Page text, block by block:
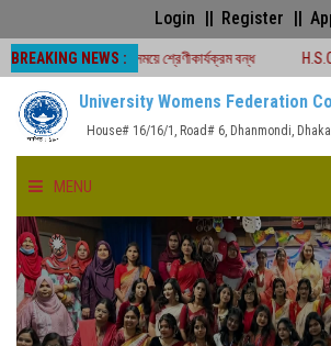
Login Register
BREAKING NEWS :
সময়ে শ্রেণীকার্যক্রম বন্ধ H.S.C Board
University Womens Federation
House# 16/16/1, Road# 6, Dhanmondi,
MENU
HOME
ABOUT US